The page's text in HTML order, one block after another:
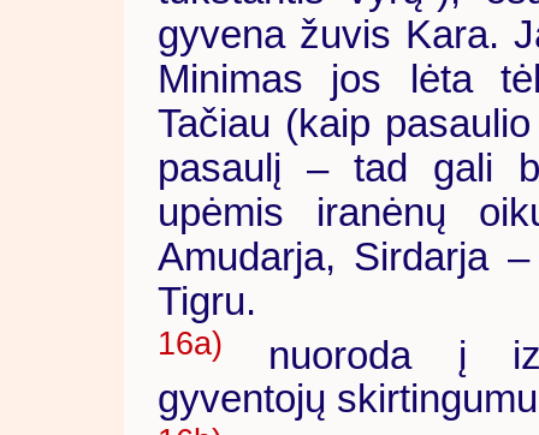
gyvena žuvis Kara.
Minimas jos lėta
Tačiau (kaip
pasaulį – tad gali
upėmis iranėnų
Amudarja, Sirdarja
Tigru.
16a)
nuoroda į
gyventojų